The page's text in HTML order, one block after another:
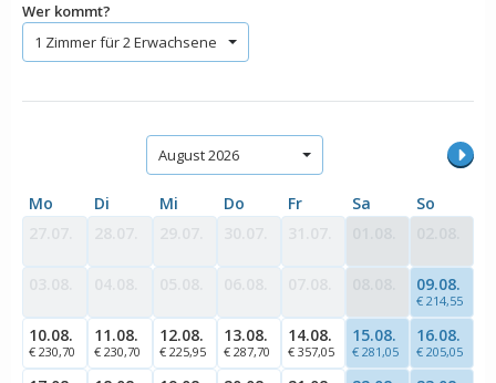
Wer kommt?
1 Zimmer für 2 Erwachsene
August 2026
Mo Di Mi Do Fr Sa
So
09.08.
€ 214,55
10.08.
€ 230,70
11.08.
€ 230,70
12.08.
€ 225,95
13.08.
€ 287,70
14.08.
€ 357,05
15.08.
€ 281,05
16.08.
€ 205,05